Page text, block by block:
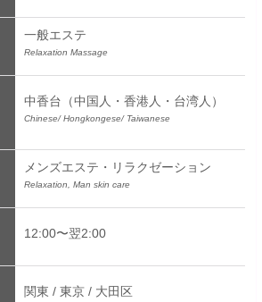
一般エステ
Relaxation Massage
中香台（中国人・香港人・台湾人）
Chinese/ Hongkongese/ Taiwanese
メンズエステ・リラクゼーション
Relaxation, Man skin care
12:00〜翌2:00
関東 / 東京 / 大田区